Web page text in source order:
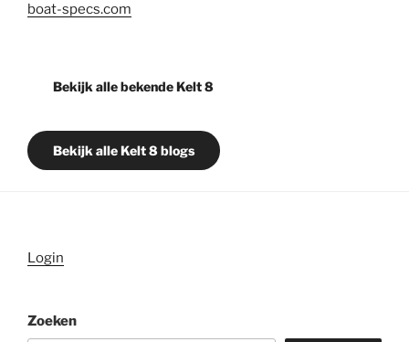
boat-specs.com
Bekijk alle bekende Kelt 8
Bekijk alle Kelt 8 blogs
Login
Zoeken